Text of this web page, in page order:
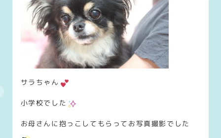
サラちゃん
小学校でした
お母さんに抱っこしてもらってお写真撮影でした